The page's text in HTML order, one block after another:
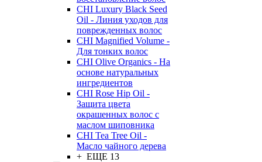
CHI Luxury Black Seed
Oil - Линия уходов для
поврежденных волос
CHI Magnified Volume -
Для тонких волос
CHI Olive Organics - На
основе натуральных
ингредиентов
CHI Rose Hip Oil -
Защита цвета
окрашенных волос с
маслом шиповника
CHI Tea Tree Oil -
Масло чайного дерева
+ ЕЩЕ 13